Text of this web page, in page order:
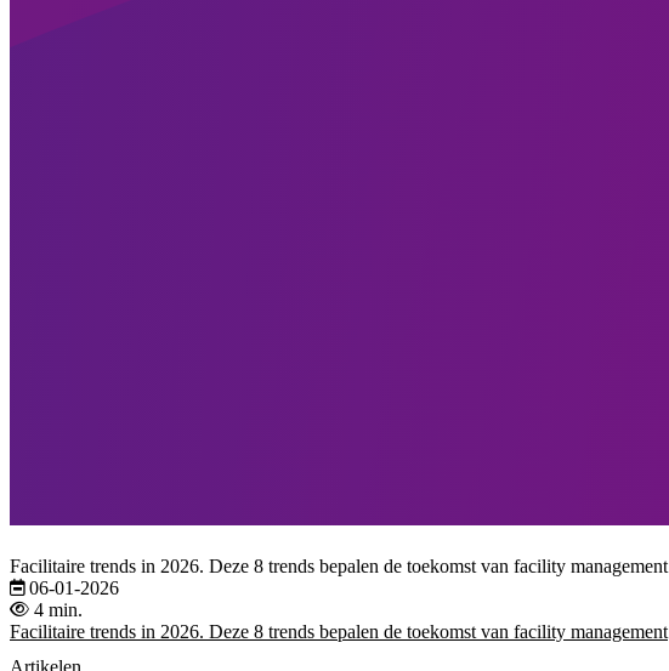
Facilitaire trends in 2026. Deze 8 trends bepalen de toekomst van facility management
06-01-2026
4 min.
Facilitaire trends in 2026. Deze 8 trends bepalen de toekomst van facility management
Artikelen